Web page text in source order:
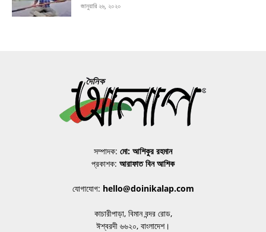
জানুয়ারি ২৬, ২০২০
সম্পাদক: মো: আশিকুর রহমান
প্রকাশক: আরাফাত বিন আশিক
যোগাযোগ: hello@doinikalap.com
কাচারীপাড়া, বিমান বন্দর রোড,
ঈশ্বরদী ৬৬২০, বাংলাদেশ।